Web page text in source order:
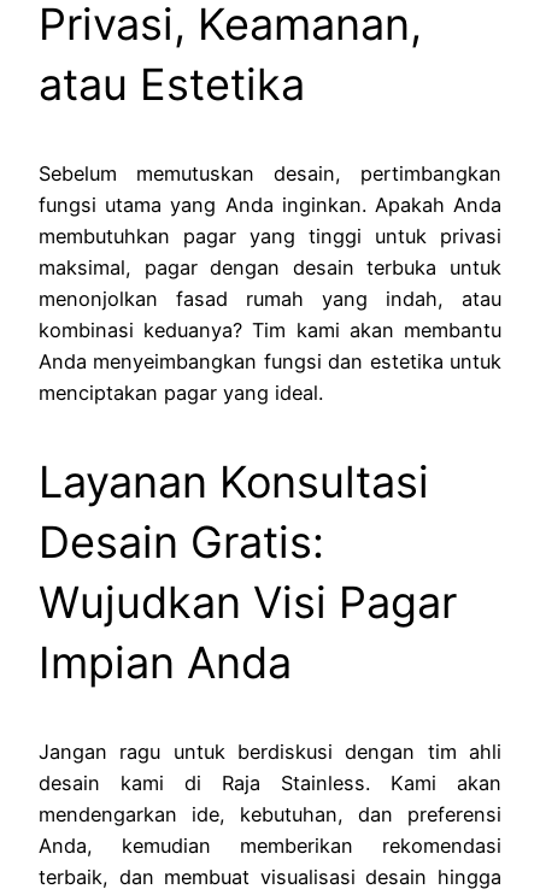
Privasi, Keamanan,
atau Estetika
Sebelum memutuskan desain, pertimbangkan
fungsi utama yang Anda inginkan. Apakah Anda
membutuhkan pagar yang tinggi untuk privasi
maksimal, pagar dengan desain terbuka untuk
menonjolkan fasad rumah yang indah, atau
kombinasi keduanya? Tim kami akan membantu
Anda menyeimbangkan fungsi dan estetika untuk
menciptakan pagar yang ideal.
Layanan Konsultasi
Desain Gratis:
Wujudkan Visi Pagar
Impian Anda
Jangan ragu untuk berdiskusi dengan tim ahli
desain kami di Raja Stainless. Kami akan
mendengarkan ide, kebutuhan, dan preferensi
Anda, kemudian memberikan rekomendasi
terbaik, dan membuat visualisasi desain hingga